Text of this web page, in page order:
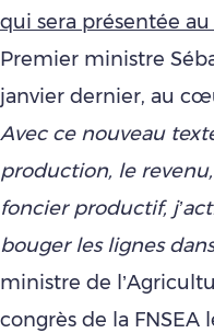
qui sera présentée
Premier ministre
janvier dernier, au
Avec ce nouveau
production, le
foncier productif,
bouger les lignes
ministre de
congrès de la FNSEA